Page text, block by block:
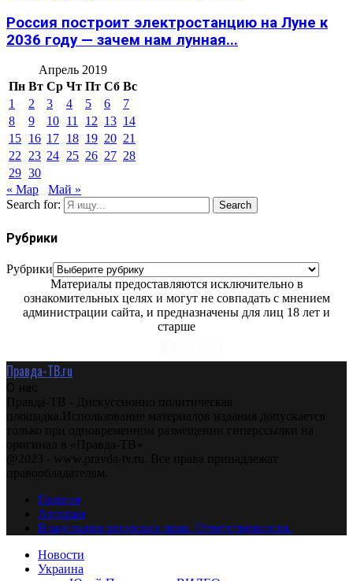
Россия построит электростанцию на Луне к
2036 году — зачем нам лунная...
Апрель 2019
Пн Вт Ср Чт Пт Сб Вс
1
2 3 4 5 6
7
8
9 10 11 12 13 14
15 16 17 18 19 20 21
22
23 24 25 26 27 28
29 30
« Мар
Май »
Search for:
Search
Рубрики
Рубрики
Материалы предоставляются исключительно в
ознакомительных целях и могут не совпадать с мнением
администрации сайта, и предназначены для лиц 18 лет и
старше
Правда-ТВ.ru
О нас
Правда-ТВ - Дискуссионно политическая
площадка.Использование материалов издания допускается
только при одновременном размещении гиперссылки на
оригинал в «Правда-ТВ»
@2023 - www.pravda-tv.ru. Все права принадлежат
правообладателям.
Главная
Авторам
Владельцам авторских прав. Ответственности.
Новости
Украина